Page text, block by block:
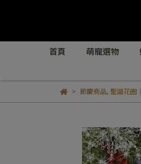
首頁 萌寵選物
節慶商品, 聖誕花圈